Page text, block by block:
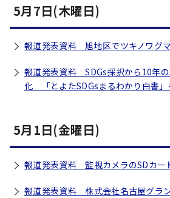
5月7日(木曜日)
報道発表資料 旭地区でツキノワグ
報道発表資料 SDGs採択から10年
化 「とよたSDGsまるわかり白書」
5月1日(金曜日)
報道発表資料 監視カメラのSDカー
報道発表資料 株式会社名古屋グラ